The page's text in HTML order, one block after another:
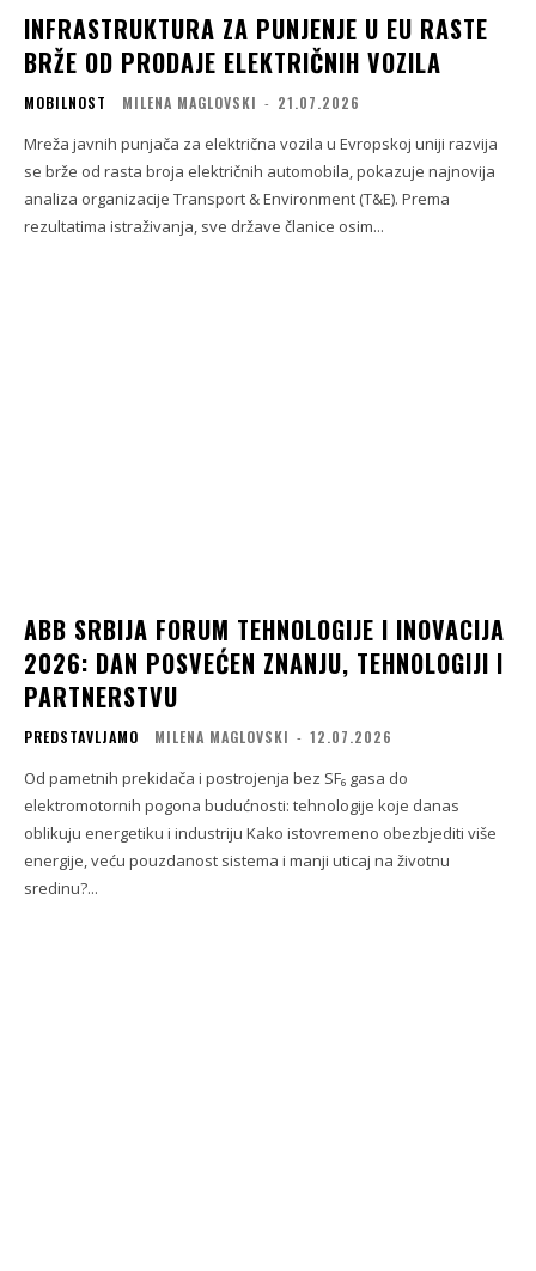
INFRASTRUKTURA ZA PUNJENJE U EU RASTE
BRŽE OD PRODAJE ELEKTRIČNIH VOZILA
MOBILNOST MILENA MAGLOVSKI - 21.07.2026
Mreža javnih punjača za električna vozila u Evropskoj uniji razvija
se brže od rasta broja električnih automobila, pokazuje najnovija
analiza organizacije Transport & Environment (T&E). Prema
rezultatima istraživanja, sve države članice osim...
ABB SRBIJA FORUM TEHNOLOGIJE I INOVACIJA
2026: DAN POSVEĆEN ZNANJU, TEHNOLOGIJI I
PARTNERSTVU
PREDSTAVLJAMO MILENA MAGLOVSKI - 12.07.2026
Od pametnih prekidača i postrojenja bez SF₆ gasa do
elektromotornih pogona budućnosti: tehnologije koje danas
oblikuju energetiku i industriju Kako istovremeno obezbjediti više
energije, veću pouzdanost sistema i manji uticaj na životnu
sredinu?...